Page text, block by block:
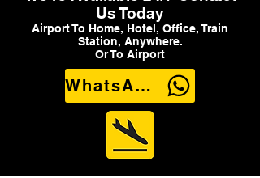
Us Today
Airport To Home, Hotel, Office, Train
Station, Anywhere.
Or To Airport
WhatsApp Us